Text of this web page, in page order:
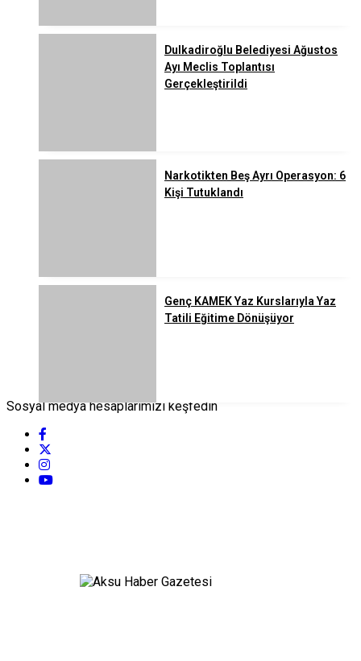
Dulkadiroğlu Belediyesi Ağustos
Ayı Meclis Toplantısı
Gerçekleştirildi
Narkotikten Beş Ayrı Operasyon: 6
Kişi Tutuklandı
Genç KAMEK Yaz Kurslarıyla Yaz
Tatili Eğitime Dönüşüyor
Sosyal medya hesaplarımızı keşfedin